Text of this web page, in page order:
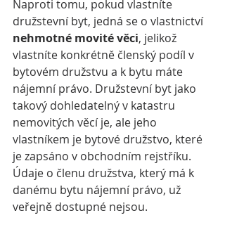
Naproti tomu, pokud vlastníte
družstevní byt, jedná se o vlastnictví
nehmotné movité věci, jelikož
vlastníte konkrétně členský podíl v
bytovém družstvu a k bytu máte
nájemní právo. Družstevní byt jako
takový dohledatelný v katastru
nemovitých věcí je, ale jeho
vlastníkem je bytové družstvo, které
je zapsáno v obchodním rejstříku.
Údaje o členu družstva, který má k
danému bytu nájemní právo, už
veřejně dostupné nejsou.